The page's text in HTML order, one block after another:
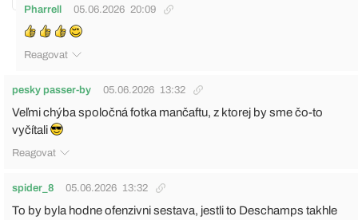
Pharrell 05.06.2026 20:09
Reagovat
pesky passer-by 05.06.2026 13:32
Veľmi chýba spoločná fotka mančaftu, z ktorej by sme čo-to
vyčítali
Reagovat
spider_8 05.06.2026 13:32
To by byla hodne ofenzivni sestava, jestli to Deschamps takhle